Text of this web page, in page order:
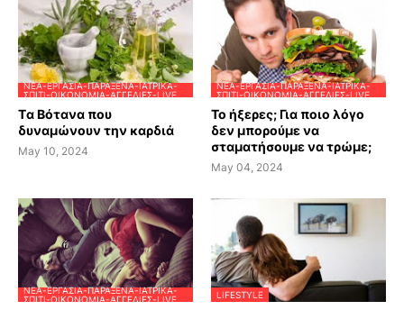
ΝΈΑ-ΕΡΓΑΣΊΑ-ΠΑΡΆΞΕΝΑ-ΙΑΤΡΙΚΆ-
ΣΠΊΤΙ-ΟΙΚΟΝΟΜΊΑ-ΑΓΓΕΛΊΕΣ-LIVE
Tα Βότανα που
δυναμώνουν την καρδιά
May 10, 2024
ΝΈΑ-ΕΡΓΑΣΊΑ-ΠΑΡΆΞΕΝΑ-ΙΑΤΡΙΚΆ-
ΣΠΊΤΙ-ΟΙΚΟΝΟΜΊΑ-ΑΓΓΕΛΊΕΣ-LIVE
Το ήξερες; Για ποιο λόγο
δεν μπορούμε να
σταματήσουμε να τρώμε;
May 04, 2024
ΝΈΑ-ΕΡΓΑΣΊΑ-ΠΑΡΆΞΕΝΑ-ΙΑΤΡΙΚΆ-
ΣΠΊΤΙ-ΟΙΚΟΝΟΜΊΑ-ΑΓΓΕΛΊΕΣ-LIVE
LIFESTYLE